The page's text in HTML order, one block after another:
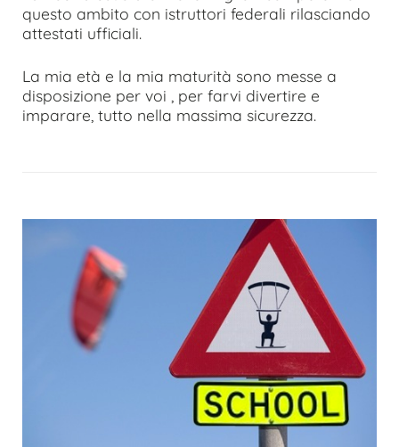
questo ambito con istruttori federali rilasciando
attestati ufficiali.
La mia età e la mia maturità sono messe a
disposizione per voi , per farvi divertire e
imparare, tutto nella massima sicurezza.